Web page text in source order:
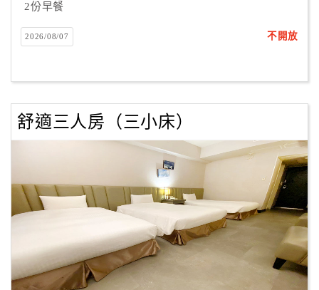
2份早餐
2026/08/07 不開放
舒適三人房（三小床）